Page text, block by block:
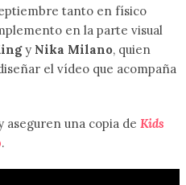
tanto en físico
en la parte visual
y Nika Milano, quien
el vídeo que acompaña
aseguren una copia de Kids
.